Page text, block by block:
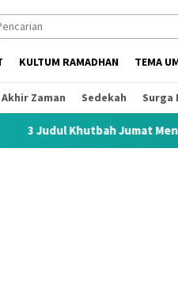
KULTUM RAMADHAN TEMA
Akhir Zaman Sedekah Surga
Jumat Menyambut Bulan